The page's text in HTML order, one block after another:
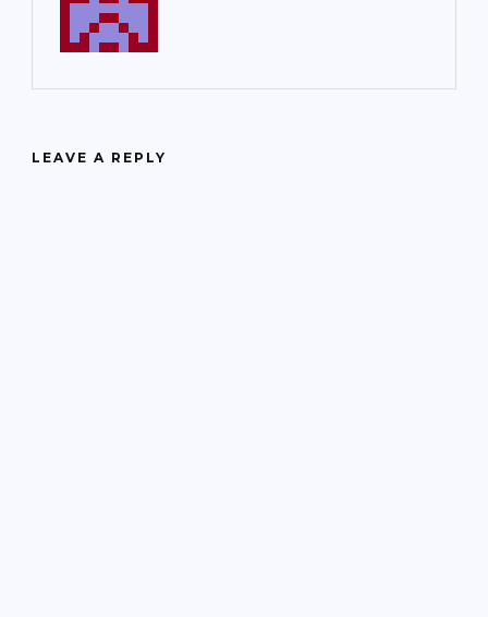
LEAVE A REPLY